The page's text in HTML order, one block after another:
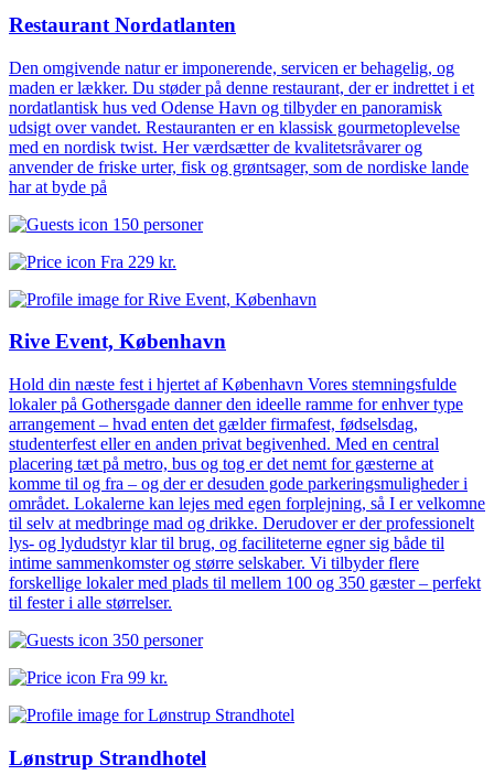
Restaurant Nordatlanten
Den omgivende natur er imponerende, servicen er behagelig, og
maden er lækker. Du støder på denne restaurant, der er indrettet i et
nordatlantisk hus ved Odense Havn og tilbyder en panoramisk
udsigt over vandet. Restauranten er en klassisk gourmetoplevelse
med en nordisk twist. Her værdsætter de kvalitetsråvarer og
anvender de friske urter, fisk og grøntsager, som de nordiske lande
har at byde på
150 personer
Fra 229 kr.
Rive Event, København
Hold din næste fest i hjertet af København Vores stemningsfulde
lokaler på Gothersgade danner den ideelle ramme for enhver type
arrangement – hvad enten det gælder firmafest, fødselsdag,
studenterfest eller en anden privat begivenhed. Med en central
placering tæt på metro, bus og tog er det nemt for gæsterne at
komme til og fra – og der er desuden gode parkeringsmuligheder i
området. Lokalerne kan lejes med egen forplejning, så I er velkomne
til selv at medbringe mad og drikke. Derudover er der professionelt
lys- og lydudstyr klar til brug, og faciliteterne egner sig både til
intime sammenkomster og større selskaber. Vi tilbyder flere
forskellige lokaler med plads til mellem 100 og 350 gæster – perfekt
til fester i alle størrelser.
350 personer
Fra 99 kr.
Lønstrup Strandhotel